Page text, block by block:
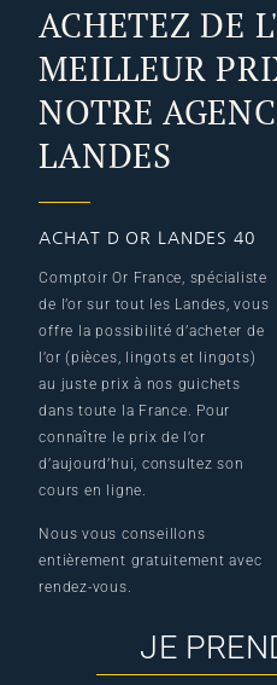
ACHETEZ DE
MEILLEUR
NOTRE
LANDES
ACHAT D OR LANDES 40
Comptoir Or France, spécialiste
de l’or sur tout les Landes, vous
offre la possibilité d’acheter de
l’or (pièces, lingots et lingots)
au juste prix à nos guichets
dans toute la France. Pour
connaître le prix de l’or
d’aujourd’hui, consultez son
cours en ligne.
Nous vous conseillons
entièrement gratuitement avec
rendez-vous.
JE